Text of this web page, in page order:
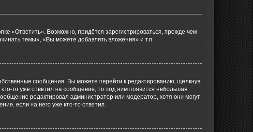
«Ответить». Возможно, придётся зарегистрироваться, прежде чем
темы», «Вы можете добавлять вложения» и т.п.
сообщения. Вы можете перейти к редактированию, щёлкнув
то уже ответил на сообщение, то под ним появится небольшая
редактировал администратор или модератор, хотя они могут
если на него уже кто-то ответил.